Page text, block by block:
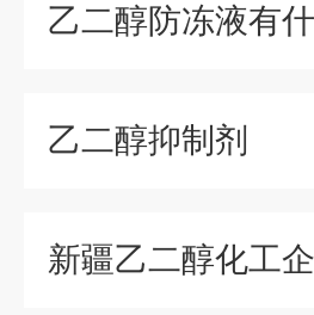
乙二醇防冻液有
乙二醇抑制剂
新疆乙二醇化工